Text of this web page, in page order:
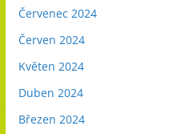
Červenec 2024
Červen 2024
Květen 2024
Duben 2024
Březen 2024